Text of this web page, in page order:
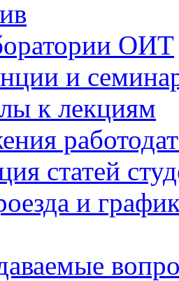
ОИТ
и
к лекциям
статей
и